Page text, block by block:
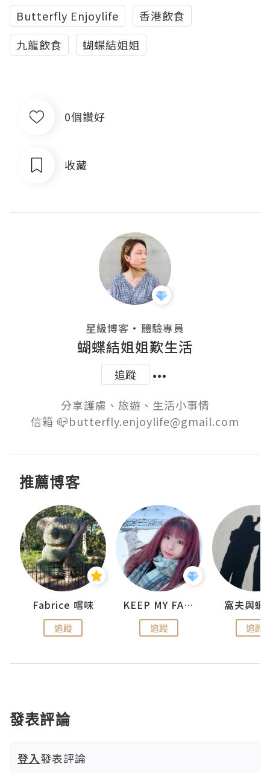
Butterfly Enjoylife
香港飲食
‪九龍飲食
蝴蝶結姐姐
0個讚好
收藏
星級博客 ・ 體驗專員
蝴蝶結姐姐歎生活
追蹤
分享護膚、旅遊、生活小事情
信箱 📪butterfly.enjoylife@gmail.com
推薦博客
Fabrice 嚐味
追蹤
KEEP MY FAITH
追蹤
窩夫與蝦
追蹤
發表評論
登入發表評論